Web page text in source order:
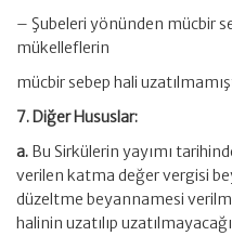
– Şubeleri yönünden mücbir
mükelleflerin
mücbir sebep hali
7. Diğer Hususlar:
a. Bu Sirkülerin yayımı
verilen katma değer vergisi
düzeltme beyannamesi
halinin uzatılıp